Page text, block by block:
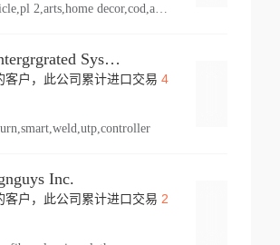
vehicle,pl 2,arts,home decor,cod,amusement ride,sea
Duetto Intergrgrated Systems Inc.
客户，此公司累计进口交易 4
Inc.
客户，此公司累计进口交易 2